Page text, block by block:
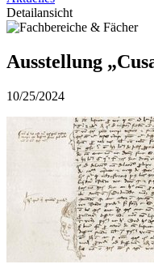
Detailansicht
Ausstellung
10/25/2024